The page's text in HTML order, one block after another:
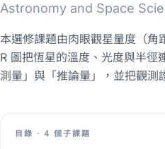
Astronomy and Space
本選修課題由肉眼觀星量度（
R 圖把恆星的溫度、光度與半
測量」與「推論量」，並把觀測
目錄 · 4 個子課題